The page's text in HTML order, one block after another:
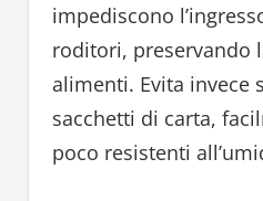
impediscono
roditori, preservando
alimenti. Evita invece
sacchetti di carta,
poco resistenti